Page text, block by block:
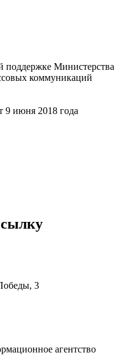
Министерства
коммуникаций
9 июня 2018 года
3
агентство